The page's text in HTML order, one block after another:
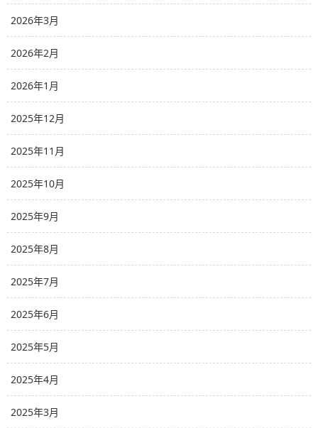
2026年3月
2026年2月
2026年1月
2025年12月
2025年11月
2025年10月
2025年9月
2025年8月
2025年7月
2025年6月
2025年5月
2025年4月
2025年3月